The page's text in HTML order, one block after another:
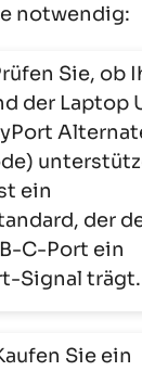
notwendig:
Sie, ob
der Laptop
ein
der
C-Port ein
Signal trägt.
Sie ein